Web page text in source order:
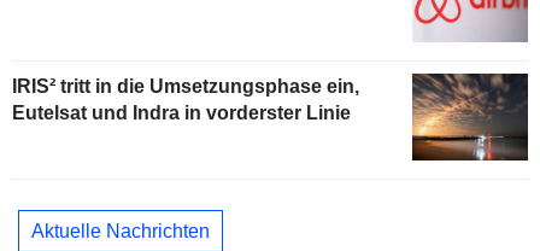
IRIS² tritt in die Umsetzungsphase ein,
Eutelsat und Indra in vorderster Linie
Aktuelle Nachrichten